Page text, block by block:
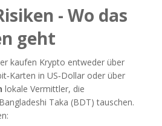
- Wo das
geht
kaufen Krypto entweder über
in US‑Dollar oder über
lokale Vermittler, die
Taka (BDT) tauschen.